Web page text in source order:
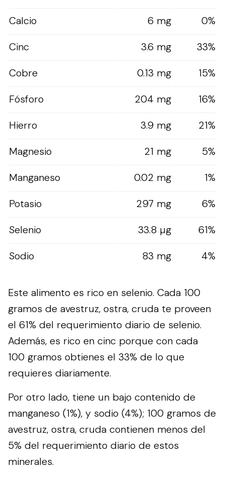
Calcio
6 mg
0%
Cinc
3.6 mg
33%
Cobre
0.13 mg
15%
Fósforo
204 mg
16%
Hierro
3.9 mg
21%
Magnesio
21 mg
5%
Manganeso
0.02 mg
1%
Potasio
297 mg
6%
Selenio
33.8 µg
61%
Sodio
83 mg 4%
Este alimento es rico en selenio. Cada 100
gramos de avestruz, ostra, cruda te proveen
el 61% del requerimiento diario de selenio.
Además, es rico en cinc porque con cada
100 gramos obtienes el 33% de lo que
requieres diariamente.
Por otro lado, tiene un bajo contenido de
manganeso (1%), y sodio (4%); 100 gramos de
avestruz, ostra, cruda contienen menos del
5% del requerimiento diario de estos
minerales.